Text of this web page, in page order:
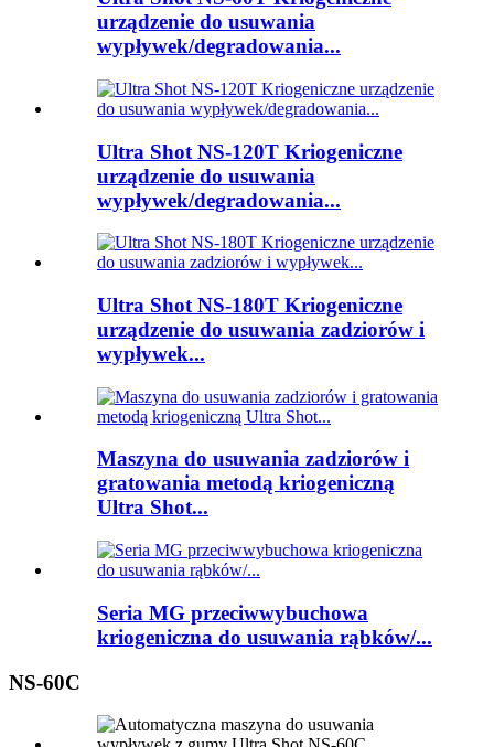
urządzenie do usuwania
wypływek/degradowania...
Ultra Shot NS-120T Kriogeniczne
urządzenie do usuwania
wypływek/degradowania...
Ultra Shot NS-180T Kriogeniczne
urządzenie do usuwania zadziorów i
wypływek...
Maszyna do usuwania zadziorów i
gratowania metodą kriogeniczną
Ultra Shot...
Seria MG przeciwwybuchowa
kriogeniczna do usuwania rąbków/...
NS-60C